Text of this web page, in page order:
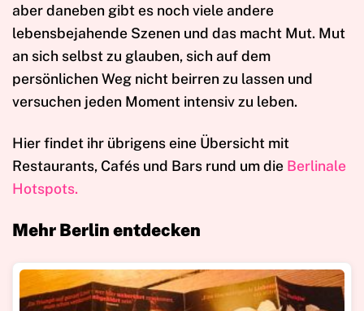
aber daneben gibt es noch viele andere
lebensbejahende Szenen und das macht Mut. Mut
an sich selbst zu glauben, sich auf dem
persönlichen Weg nicht beirren zu lassen und
versuchen jeden Moment intensiv zu leben.
Hier findet ihr übrigens eine Übersicht mit
Restaurants, Cafés und Bars rund um die Berlinale
Hotspots.
Mehr Berlin entdecken